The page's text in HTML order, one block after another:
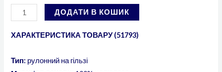
ДОДАТИ В КОШИК
ХАРАКТЕРИСТИКА ТОВАРУ (51793)
Тип: рулонний на гільзі